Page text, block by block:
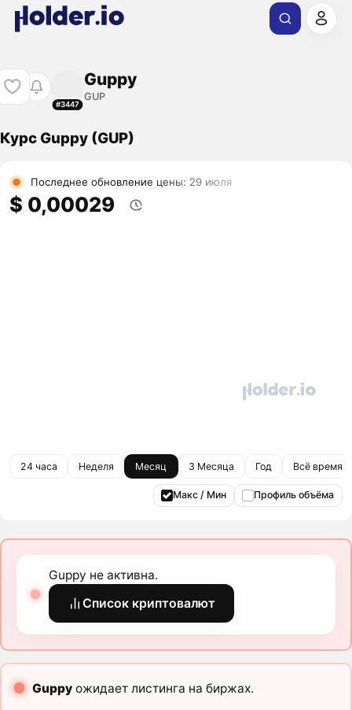
#3447
Guppy
GUP
Курс Guppy (GUP)
Последнее обновление цены: 29 июля
$ 0,00029
24 часа Неделя Месяц 3 Месяца Год Всё время
Макс / Мин Профиль объёма
Guppy не активна.
Список криптовалют
Guppyожидает листинга на биржах.